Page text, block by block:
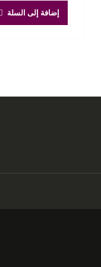
هو:
400.00 ر.س.
إضافة إلى السلة